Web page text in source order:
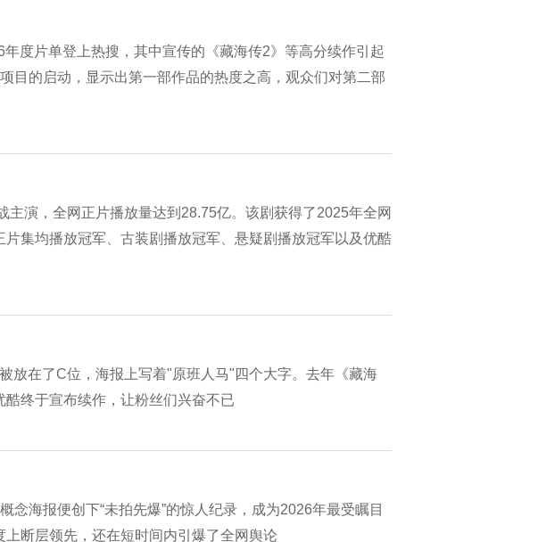
度片单登上热搜，其中宣传的《藏海传2》等高分续作引起
目的启动，显示出第一部作品的热度之高，观众们对第二部
演，全网正片播放量达到28.75亿。该剧获得了2025年全网
集均播放冠军、古装剧播放冠军、悬疑剧播放冠军以及优酷
放在了C位，海报上写着"原班人马"四个大字。去年《藏海
终于宣布续作，让粉丝们兴奋不已
海报便创下“未拍先爆”的惊人纪录，成为2026年最受瞩目
断层领先，还在短时间内引爆了全网舆论